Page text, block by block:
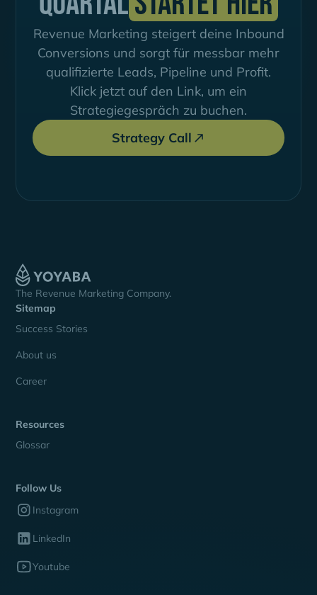
Revenue Marketing steigert deine Inbound
Conversions und sorgt für messbar mehr
qualifizierte Leads, Pipeline und Profit.
Klick jetzt auf den Link, um ein
Strategiegespräch zu buchen.
Strategy Call
The Revenue Marketing Company.
Sitemap
Success Stories
About us
Career
Resources
Glossar
Follow Us
Instagram
LinkedIn
Youtube